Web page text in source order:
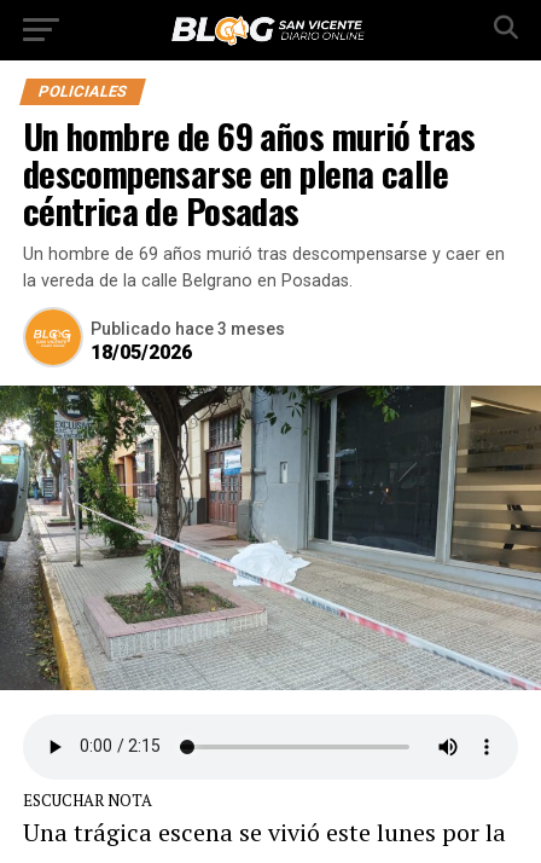
POLICIALES
Un hombre de 69 años murió tras
descompensarse en plena calle
céntrica de Posadas
Un hombre de 69 años murió tras descompensarse y caer en
la vereda de la calle Belgrano en Posadas.
Publicado hace 3 meses
18/05/2026
ESCUCHAR NOTA
Una trágica escena se vivió este lunes por la